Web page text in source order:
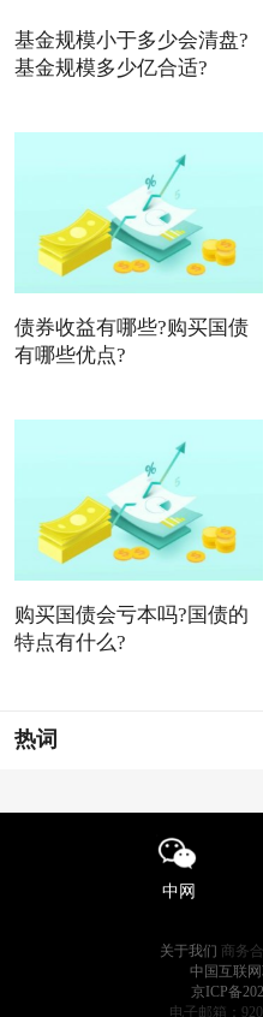
基金规模小于多少会清盘?
基金规模多少亿合适?
债券收益有哪些?购买国债
有哪些优点?
购买国债会亏本吗?国债的
特点有什么?
热词
中网
关于我们 商务
中国互联
京ICP备
电子邮箱：